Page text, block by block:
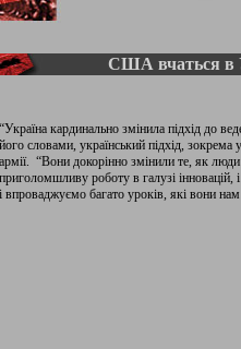
США вчаться в
“Україна кардинально змінила підхід до
його словами, український підхід, зокрема
армії. “Вони докорінно змінили те, як
приголомшливу роботу в галузі
і впроваджуємо багато уроків, які вони